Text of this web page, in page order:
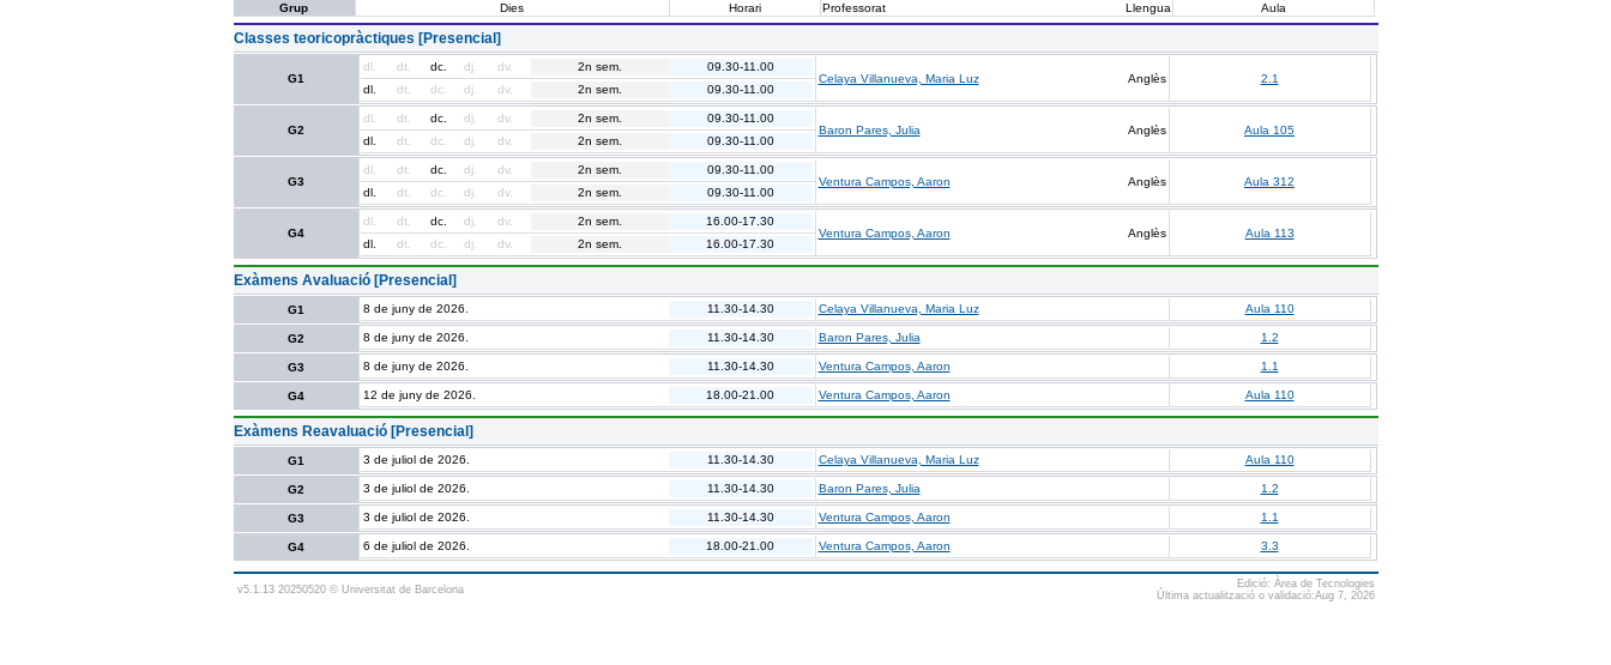
Grup
Dies Horari Professorat Llengua Aula
Classes teoricopràctiques [Presencial]
G1
dl. dt. dc. dj. dv. 2n sem.
09.30-11.00
Celaya Villanueva, Maria Luz
Anglès
2.1
dl.
dt. dc. dj. dv. 2n sem. 09.30-11.00
G2
dl. dt. dc. dj. dv. 2n sem.
09.30-11.00
Baron Pares, Julia
Anglès
Aula 105
dl.
dt. dc. dj. dv. 2n sem. 09.30-11.00
G3
dl. dt. dc. dj. dv. 2n sem.
09.30-11.00
Ventura Campos, Aaron
Anglès
Aula 312
dl.
dt. dc. dj. dv. 2n sem. 09.30-11.00
G4
dl. dt. dc. dj. dv. 2n sem.
16.00-17.30
Ventura Campos, Aaron
Anglès
Aula 113
dl.
dt. dc. dj. dv. 2n sem. 16.00-17.30
Exàmens Avaluació [Presencial]
G1 8 de juny de 2026. 11.30-14.30 Celaya Villanueva, Maria Luz Aula 110
G2 8 de juny de 2026. 11.30-14.30 Baron Pares, Julia 1.2
G3 8 de juny de 2026. 11.30-14.30 Ventura Campos, Aaron 1.1
G4 12 de juny de 2026. 18.00-21.00 Ventura Campos, Aaron Aula 110
Exàmens Reavaluació [Presencial]
G1 3 de juliol de 2026. 11.30-14.30 Celaya Villanueva, Maria Luz Aula 110
G2 3 de juliol de 2026. 11.30-14.30 Baron Pares, Julia 1.2
G3 3 de juliol de 2026. 11.30-14.30 Ventura Campos, Aaron 1.1
G4 6 de juliol de 2026. 18.00-21.00 Ventura Campos, Aaron 3.3
v5.1.13 20250520 © Universitat de Barcelona
Edició: Àrea de Tecnologies
Última actualització o validació:Aug 7, 2026